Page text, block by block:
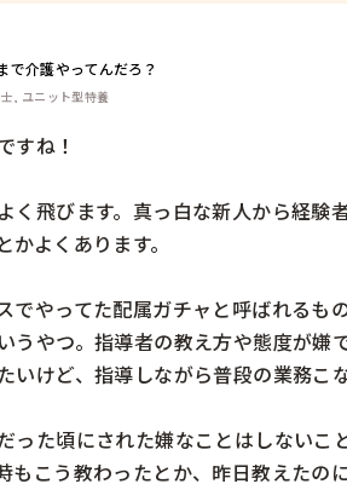
で介護やってんだろ？
, ユニット型特養
すね！
く飛びます。真っ白な新人から経験
かよくあります。
でやってた配属ガチャと呼ばれる
うやつ。指導者の教え方や態度が嫌
いけど、指導しながら普段の業務こ
った頃にされた嫌なことはしない
もこう教わったとか、昨日教えたの